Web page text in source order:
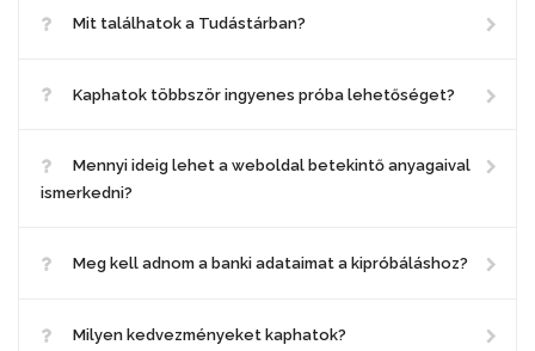
Mit találhatok a Tudástárban?
Kaphatok többször ingyenes próba lehetőséget?
Mennyi ideig lehet a weboldal betekintő anyagaival
ismerkedni?
Meg kell adnom a banki adataimat a kipróbáláshoz?
Milyen kedvezményeket kaphatok?